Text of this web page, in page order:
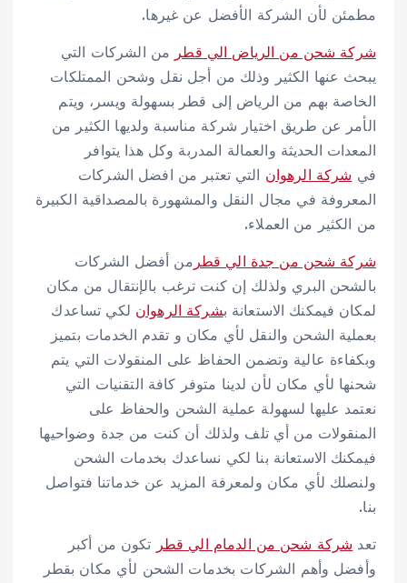
مطمئن لأن الشركة الأفضل عن غيرها.
شركة شحن من الرياض الي قطر من الشركات التي
يبحث عنها الكثير وذلك من أجل نقل وشحن الممتلكات
الخاصة بهم من الرياض إلى قطر بسهولة ويسر، ويتم
الأمر عن طريق اختيار شركة مناسبة ولديها الكثير من
المعدات الحديثة والعمالة المدربة وكل هذا يتوافر
في شركة الرهوان التي تعتبر من افضل الشركات
المعروفة في مجال النقل والمشهورة بالمصداقية الكبيرة
من الكثير من العملاء.
شركة شحن من جدة الي قطر من أفضل الشركات
بالشحن البري ولذلك إن كنت ترغب بالإنتقال من مكان
لمكان فيمكنك الاستعانة بشركة الرهوان لكي تساعدك
بعملية الشحن والنقل لأي مكان و تقدم الخدمات بتميز
وبكفاءة عالية وتضمن الحفاظ على المنقولات التي يتم
شحنها لأي مكان لأن لدينا متوفر كافة التقنيات التي
نعتمد عليها لسهولة عملية الشحن والحفاظ على
المنقولات من أي تلف ولذلك أن كنت من جدة وضواحيها
فيمكنك الاستعانة بنا لكي نساعدك بخدمات الشحن
ولنصلك لأي مكان ولمعرفة المزيد عن خدماتنا فتواصل
بنا.
تعد شركة شحن من الدمام الي قطر تكون من أكبر
وأفضل وأهم الشركات بخدمات الشحن لأي مكان بقطر